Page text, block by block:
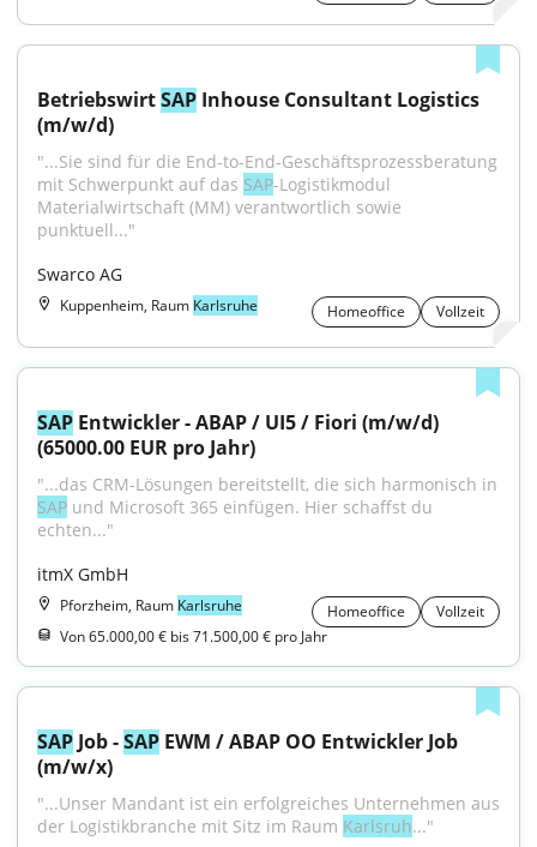
Betriebswirt SAP Inhouse Consultant Logistics
(m/w/d)
"...Sie sind für die End-to-End-Geschäftsprozessberatung
mit Schwerpunkt auf das SAP-Logistikmodul
Materialwirtschaft (MM) verantwortlich sowie
punktuell..."
Swarco AG
Kuppenheim, Raum Karlsruhe Homeoffice Vollzeit
SAP Entwickler - ABAP / UI5 / Fiori (m/w/d)
(65000.00 EUR pro Jahr)
SAP und Microsoft 365 einfügen. Hier schaffst du
echten..."
itmX GmbH
Pforzheim, Raum Karlsruhe Homeoffice
Vollzeit
Von 65.000,00 € bis 71.500,00 € pro Jahr
SAP Job - SAP EWM / ABAP OO Entwickler Job
(m/w/x)
"...Unser Mandant ist ein erfolgreiches Unternehmen aus
der Logistikbranche mit Sitz im Raum Karlsruh..."